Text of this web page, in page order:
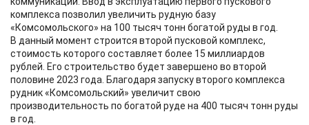
комплекса позволил увеличить рудную базу
«Комсомольского» на 100 тысяч тонн богатой руды в год.
В данный момент строится второй пусковой комплекс,
стоимость которого составляет более 15 миллиардов
рублей. Его строительство будет завершено во второй
половине 2023 года. Благодаря запуску второго комплекса
рудник «Комсомольский» увеличит свою
производительность по богатой руде на 400 тысяч тонн руды
в год.